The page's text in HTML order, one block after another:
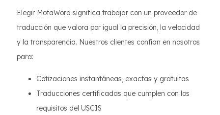
Elegir MotaWord significa trabajar con un proveedor de
traducción que valora por igual la precisión, la velocidad
y la transparencia. Nuestros clientes confían en nosotros
para:
Cotizaciones instantáneas, exactas y gratuitas
Traducciones certificadas que cumplen con los
requisitos del USCIS